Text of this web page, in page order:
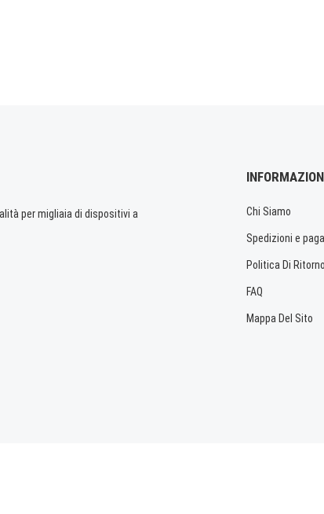
per migliaia di dispositivi a
Chi Siamo
Spedizioni e
Politica Di Ritorno
FAQ
Mappa Del Sito